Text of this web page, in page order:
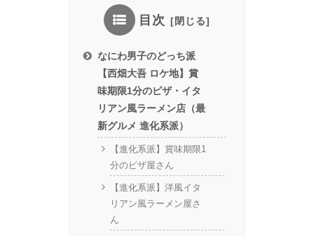
目次
なにわ男子のどっち派
【西畑大吾 ロケ地】賞
味期限1分のピザ・イタ
リアン風ラーメン店（最
新グルメ 進化系派）
【進化系派】賞味期限1
分のピザ屋さん
【進化系派】洋風イタ
リアン風ラーメン屋さ
ん